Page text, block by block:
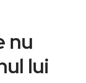
nu
lui